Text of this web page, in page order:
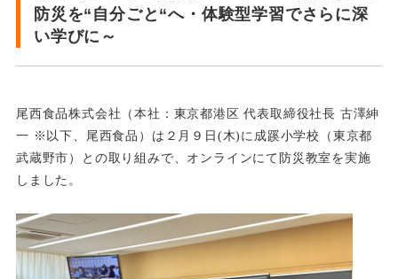
防災を“自分ごと“へ・体験型学習でさらに深
い学びに～
尾西食品株式会社（本社：東京都港区 代表取締役社長 古澤紳
一 ※以下、尾西食品）は２月９日(木)に成蹊小学校（東京都
武蔵野市）との取り組みで、オンラインにて防災教室を実施
しました。